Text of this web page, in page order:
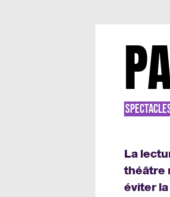
La
théâtre
éviter